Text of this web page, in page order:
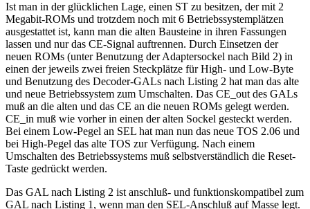
Ist man in der glücklichen Lage, einen ST zu besitzen, der mit 2
Megabit-ROMs und trotzdem noch mit 6 Betriebssystemplätzen
ausgestattet ist, kann man die alten Bausteine in ihren Fassungen
lassen und nur das CE-Signal auftrennen. Durch Einsetzen der
neuen ROMs (unter Benutzung der Adaptersockel nach Bild 2) in
einen der jeweils zwei freien Steckplätze für High- und Low-Byte
und Benutzung des Decoder-GALs nach Listing 2 hat man das alte
und neue Betriebssystem zum Umschalten. Das CE_out des GALs
muß an die alten und das CE an die neuen ROMs gelegt werden.
CE_in muß wie vorher in einen der alten Sockel gesteckt werden.
Bei einem Low-Pegel an SEL hat man nun das neue TOS 2.06 und
bei High-Pegel das alte TOS zur Verfügung. Nach einem
Umschalten des Betriebssystems muß selbstverständlich die Reset-
Taste gedrückt werden.
Das GAL nach Listing 2 ist anschluß- und funktionskompatibel zum
GAL nach Listing 1, wenn man den SEL-Anschluß auf Masse legt.